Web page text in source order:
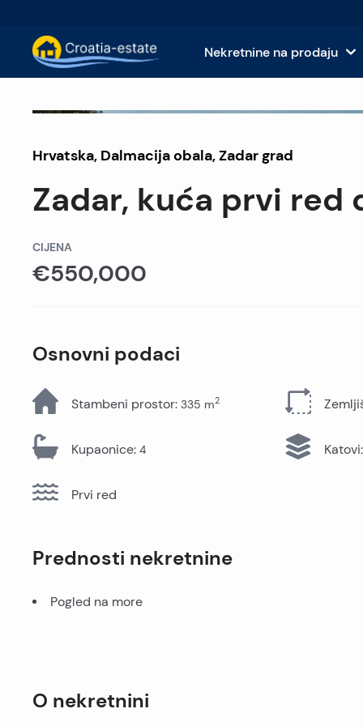
Nekretnine na prodaju
Nekretnine na prodaju na
Nekretnine na prodaju na dalmatinskoj
Nekretnine na prodaju u Istri i Kvarneru
Islands For Sale in Croatia
Sve nekretnine
Kuće
Hrvatska, Dalmacija obala,Zadar grad
Zadar, kuća prvi red
CIJENA
€550,000
Osnovni podaci
Stambeni prostor: 335 m2
Kupaonice: 4 Katovi:
Prvi red
Prednosti nekretnine
Pogled na more
O nekretnini